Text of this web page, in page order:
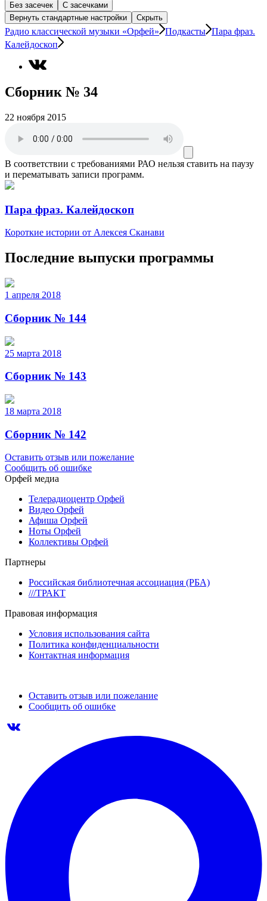
Без засечек
С засечками
Вернуть стандартные настройки
Скрыть
Радио классической музыки «Орфей» Подкасты Пара фраз.
Калейдоскоп
Сборник № 34
22 ноября 2015
В соответствии с требованиями РАО нельзя ставить на паузу
и перематывать записи программ.
Пара фраз. Калейдоскоп
Короткие истории от Алексея Сканави
Последние выпуски программы
1 апреля 2018
Сборник № 144
25 марта 2018
Сборник № 143
18 марта 2018
Сборник № 142
Оставить отзыв или пожелание
Сообщить об ошибке
Орфей медиа
Телерадиоцентр Орфей
Видео Орфей
Афиша Орфей
Ноты Орфей
Коллективы Орфей
Партнеры
Российская библиотечная ассоциация (РБА)
///ТРАКТ
Правовая информация
Условия использования сайта
Политика конфиденциальности
Контактная информация
Оставить отзыв или пожелание
Сообщить об ошибке